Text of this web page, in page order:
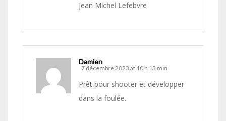
Jean Michel Lefebvre
Damien
7 décembre 2023 at 10 h 13 min
Prêt pour shooter et développer
dans la foulée.